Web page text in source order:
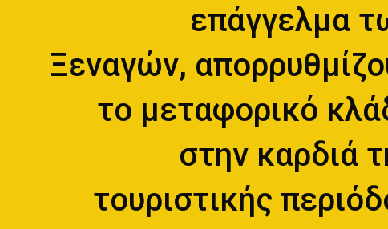
επάγγελμα
Ξεναγών,
το μεταφορικό
στην καρδιά
τουριστικής